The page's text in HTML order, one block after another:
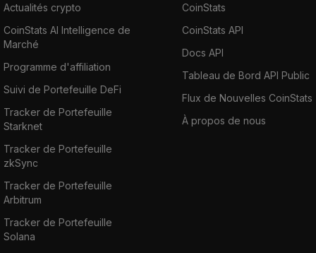
Actualités crypto
CoinStats AI Intelligence de
Marché
Programme d'affiliation
Suivi de Portefeuille DeFi
Tracker de Portefeuille
Starknet
Tracker de Portefeuille
zkSync
Tracker de Portefeuille
Arbitrum
Tracker de Portefeuille
Solana
CoinStats
CoinStats API
Docs API
Tableau de Bord API Public
Flux de Nouvelles CoinStats
À propos de nous